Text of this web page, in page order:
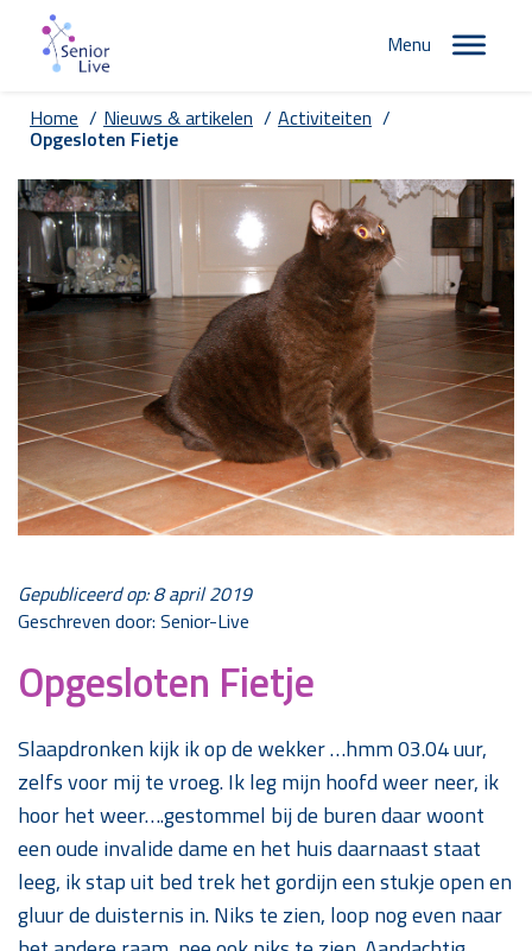
Menu
Home / Nieuws & artikelen / Activiteiten /
Opgesloten Fietje
Gepubliceerd op: 8 april 2019
Geschreven door: Senior-Live
Opgesloten Fietje
Slaapdronken kijk ik op de wekker …hmm 03.04 uur,
zelfs voor mij te vroeg. Ik leg mijn hoofd weer neer, ik
hoor het weer….gestommel bij de buren daar woont
een oude invalide dame en het huis daarnaast staat
leeg, ik stap uit bed trek het gordijn een stukje open en
gluur de duisternis in. Niks te zien, loop nog even naar